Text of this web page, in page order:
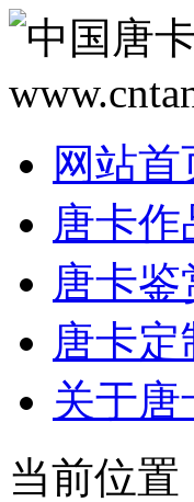
网站首
唐卡作
唐卡鉴
唐卡定
关于唐
当前位置